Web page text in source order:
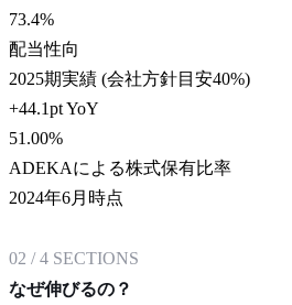
73.4%
配当性向
2025期実績 (会社方針目安40%)
+44.1pt YoY
51.00%
ADEKAによる株式保有比率
2024年6月時点
02 /4 SECTIONS
なぜ伸びるの？